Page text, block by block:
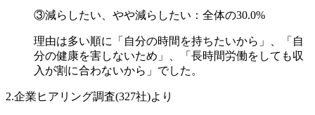
③減らしたい、やや減らしたい：全体の30.0%
理由は多い順に「自分の時間を持ちたいから」、「自
分の健康を害しないため」、「長時間労働をしても収
入が割に合わないから」でした。
2.企業ヒアリング調査(327社)より